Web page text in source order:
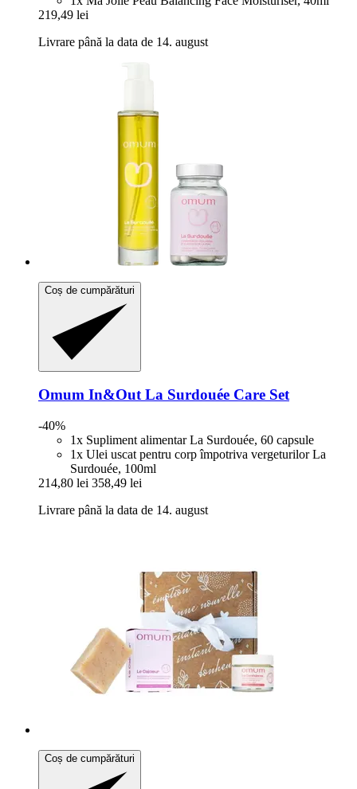
219,49 lei
Livrare până la data de 14. august
Coș de cumpărături
Omum In&Out La Surdouée Care Set
-40%
1x Supliment alimentar La Surdouée, 60 capsule
1x Ulei uscat pentru corp împotriva vergeturilor La
Surdouée, 100ml
214,80 lei 358,49 lei
Livrare până la data de 14. august
Coș de cumpărături